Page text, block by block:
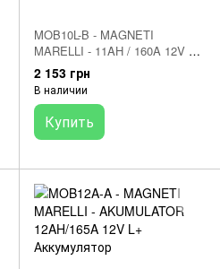
MOB10L-B - MAGNETI
MARELLI - 11AH / 160A 12V P+
Аккумулятор
2 153 грн
В наличии
Купить